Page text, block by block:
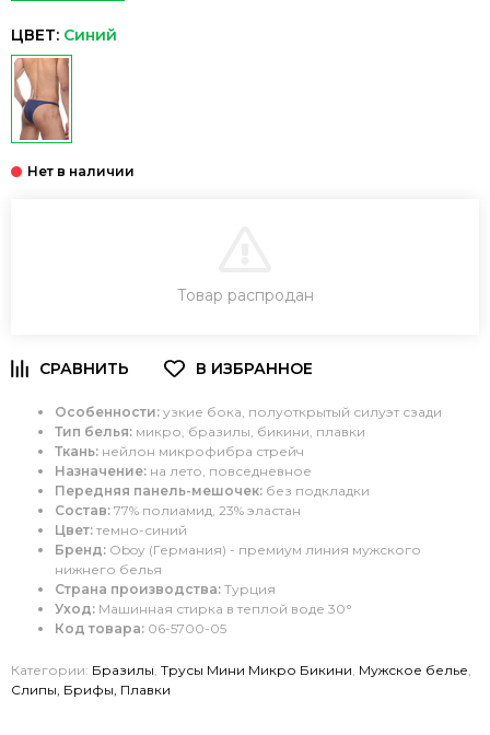
ЦВЕТ: Синий
ЗАКАЗ В ОДИН КЛИК
Товар распродан
Особенности: узкие бока, полуоткрытый силуэт сзади
Тип белья: микро, бразилы, бикини, плавки
Ткань: нейлон микрофибра стрейч
Назначение: на лето, повседневное
Передняя панель-мешочек: без подкладки
Состав: 77% полиамид, 23% эластан
Цвет: темно-синий
Бренд: Oboy (Германия) - премиум линия мужского
нижнего белья
Страна производства: Турция
Уход: Машинная стирка в теплой воде 30°
Код товара: 06-5700-05
Категории: Бразилы, Трусы Мини Микро Бикини, Мужское белье,
Слипы, Брифы, Плавки